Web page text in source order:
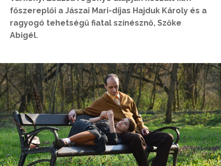
főszereplői a Jászai Mari-díjas Hajduk Károly és a
ragyogó tehetségű fiatal színésznő, Szőke
Abigél.